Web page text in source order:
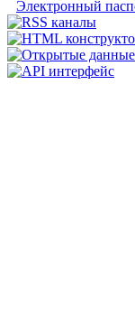
Электронный